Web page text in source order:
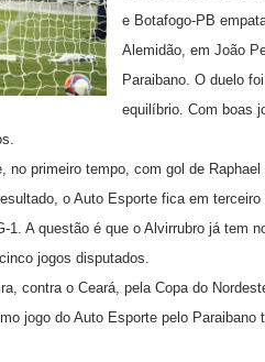
e Botafogo-PB
Alemidão, em João
Paraibano. O duelo
equilíbrio. Com boas
no primeiro tempo, com gol de
o Auto Esporte fica em
1. A questão é que o Alvirrubro já tem
jogos disputados.
contra o Ceará, pela Copa do
jogo do Auto Esporte pelo